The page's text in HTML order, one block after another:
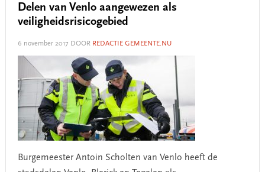
Delen van Venlo aangewezen als
veiligheidsrisicogebied
6 november 2017 DOOR REDACTIE GEMEENTE.NU
Burgemeester Antoin Scholten van Venlo heeft de